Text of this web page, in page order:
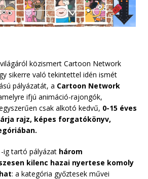
közismert Cartoon Network
sikerre való tekintettel idén ismét
pályázatát, a Cartoon Network
ifjú animáció-rajongók,
csak alkotó kedvű, 0-15 éves
rajz, képes forgatókönyv,
ig tartó pályázat három
kilenc hazai nyertese komoly
: a kategória győztesek művei